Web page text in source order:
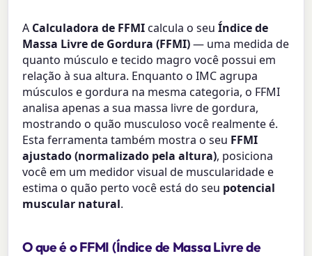
A Calculadora de FFMIcalcula o seuÍndice de
Massa Livre de Gordura (FFMI)— uma medida de
quanto músculo e tecido magro você possui em
relação à sua altura. Enquanto o IMC agrupa
músculos e gordura na mesma categoria, o FFMI
analisa apenas a sua massa livre de gordura,
mostrando o quão musculoso você realmente é.
Esta ferramenta também mostra o seu FFMI
ajustado (normalizado pela altura), posiciona
você em um medidor visual de muscularidade e
estima o quão perto você está do seu potencial
muscular natural.
O que é o FFMI (Índice de Massa Livre de